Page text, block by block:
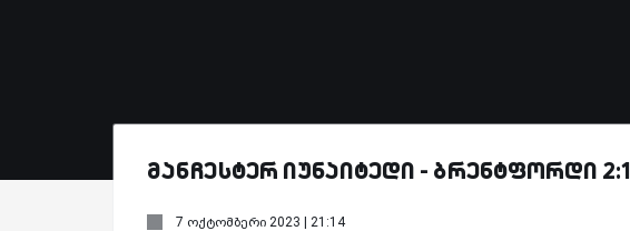
მანჩესტერ იუნაიტედი - ბრენტფორდი 2:1
7 ოქტომბერი 2023 | 21:14